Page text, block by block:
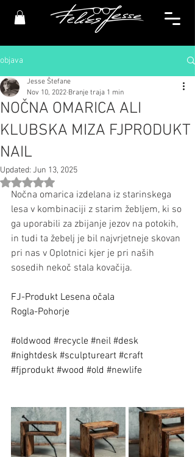
objava
NOČNA OMARICA ALI
KLUBSKA MIZA FJPRODUKT
NAIL
Jesse Štefane
Nov 10, 2022 Branje traja 1 min
Updated: Jun 13, 2025
Ocena NaN od 5 zvezdic.
Nočna omarica izdelana iz starinskega
lesa v kombinaciji z starim žebljem, ki so
ga uporabili za zbijanje jezov na potokih,
in tudi ta žebelj je bil najvrjetneje skovan
pri nas v Oplotnici kjer je pri naših
sosedih nekoč stala kovačija.
FJ-Produkt Lesena očala
Rogla-Pohorje
#oldwood #recycle #neil #desk
#nightdesk #sculptureart #craft
#fjprodukt #wood #old #newlife